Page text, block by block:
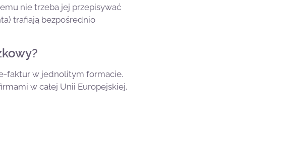
nie trzeba jej przepisywać
trafiają bezpośrednio
faktur w jednolitym formacie.
w całej Unii Europejskiej.